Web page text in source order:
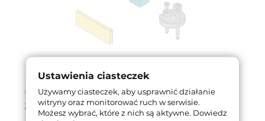
Kod produktu: 1700 2
ZESTAW SYSTEM 1700 DO 80/120KG
Ustawienia ciasteczek
Używamy ciasteczek, aby usprawnić działanie
witryny oraz monitorować ruch w serwisie.
Możesz wybrać, które z nich są aktywne. Dowiedz